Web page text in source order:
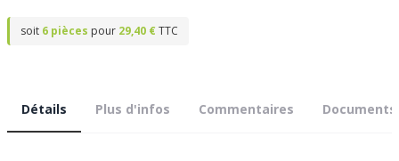
soit 6 pièces pour 29,40 €TTC
Détails Plus d'infos Commentaires Documents